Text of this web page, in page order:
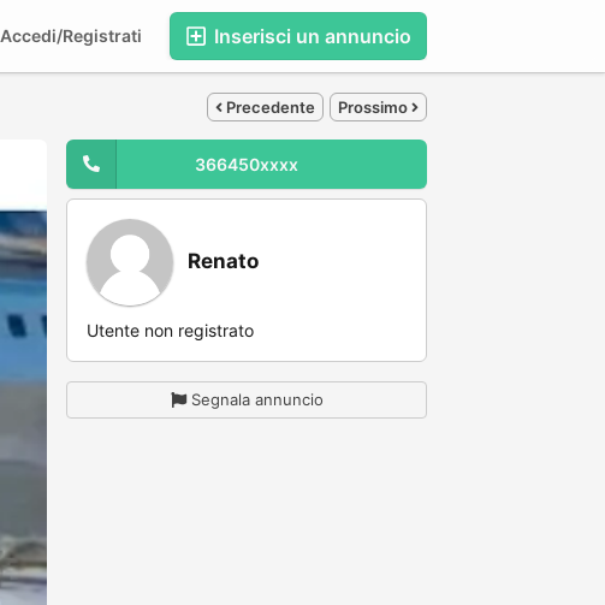
Inserisci un annuncio
Accedi/Registrati
Precedente Prossimo
366450xxxx
Renato
Utente non registrato
Segnala annuncio